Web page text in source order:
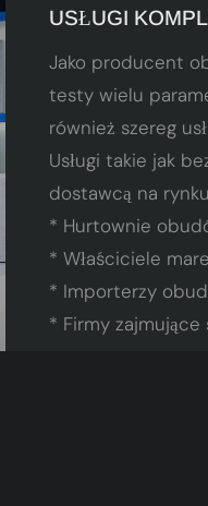
USŁUGI
Jako producent
testy wielu
również szereg
Usługi takie jak
dostawcą na
* Hurtownie
* Właściciele
* Importerzy
* Firmy